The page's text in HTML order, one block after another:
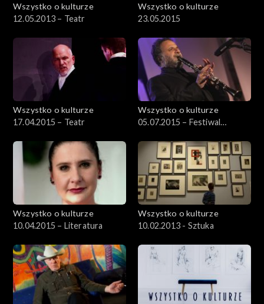
Wszystko o kulturze
12.05.2013 – Teatr
Wszystko o kulturze
23.05.2015
Wszystko o kulturze
17.04.2015 – Teatr
Wszystko o kulturze
05.07.2015 – Festiwal
Wszystko o kulturze
10.04.2015 – Literatura
Wszystko o kulturze
10.02.2013 - Sztuka